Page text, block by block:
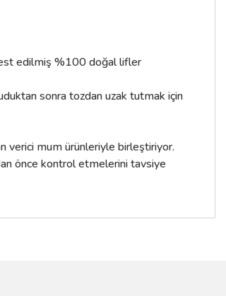
edilmiş %100 doğal lifler
sonra tozdan uzak tutmak için
verici mum ürünleriyle birleştiriyor.
önce kontrol etmelerini tavsiye